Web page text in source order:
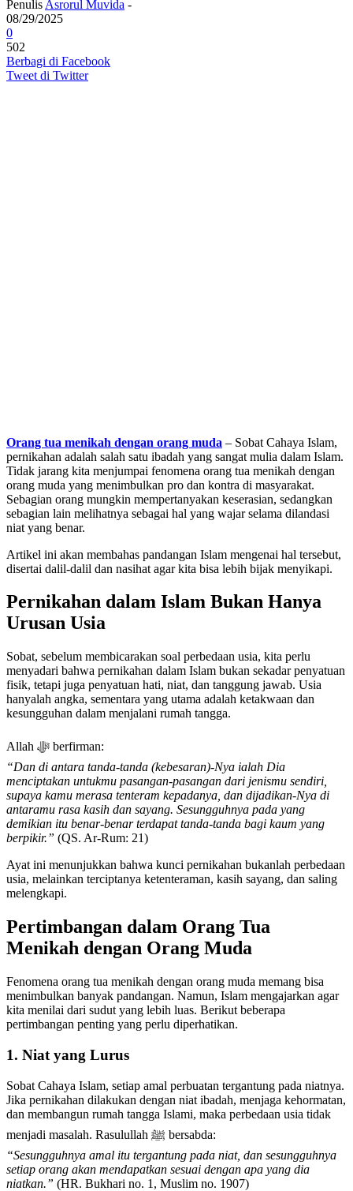
Penulis Asrorul Muvida -
08/29/2025
0
502
Berbagi di Facebook
Tweet di Twitter
Orang tua menikah dengan orang muda – Sobat Cahaya Islam,
pernikahan adalah salah satu ibadah yang sangat mulia dalam Islam.
Tidak jarang kita menjumpai fenomena orang tua menikah dengan
orang muda yang menimbulkan pro dan kontra di masyarakat.
Sebagian orang mungkin mempertanyakan keserasian, sedangkan
sebagian lain melihatnya sebagai hal yang wajar selama dilandasi
niat yang benar.
Artikel ini akan membahas pandangan Islam mengenai hal tersebut,
disertai dalil-dalil dan nasihat agar kita bisa lebih bijak menyikapi.
Pernikahan dalam Islam Bukan Hanya
Urusan Usia
Sobat, sebelum membicarakan soal perbedaan usia, kita perlu
menyadari bahwa pernikahan dalam Islam bukan sekadar penyatuan
fisik, tetapi juga penyatuan hati, niat, dan tanggung jawab. Usia
hanyalah angka, sementara yang utama adalah ketakwaan dan
kesungguhan dalam menjalani rumah tangga.
Allah ﷻ berfirman:
“Dan di antara tanda-tanda (kebesaran)-Nya ialah Dia
menciptakan untukmu pasangan-pasangan dari jenismu sendiri,
supaya kamu merasa tenteram kepadanya, dan dijadikan-Nya di
antaramu rasa kasih dan sayang. Sesungguhnya pada yang
demikian itu benar-benar terdapat tanda-tanda bagi kaum yang
berpikir.” (QS. Ar-Rum: 21)
Ayat ini menunjukkan bahwa kunci pernikahan bukanlah perbedaan
usia, melainkan terciptanya ketenteraman, kasih sayang, dan saling
melengkapi.
Pertimbangan dalam Orang Tua
Menikah dengan Orang Muda
Fenomena orang tua menikah dengan orang muda memang bisa
menimbulkan banyak pandangan. Namun, Islam mengajarkan agar
kita menilai dari sudut yang lebih luas. Berikut beberapa
pertimbangan penting yang perlu diperhatikan.
1. Niat yang Lurus
Sobat Cahaya Islam, setiap amal perbuatan tergantung pada niatnya.
Jika pernikahan dilakukan dengan niat ibadah, menjaga kehormatan,
dan membangun rumah tangga Islami, maka perbedaan usia tidak
menjadi masalah. Rasulullah ﷺ bersabda:
“Sesungguhnya amal itu tergantung pada niat, dan sesungguhnya
setiap orang akan mendapatkan sesuai dengan apa yang dia
niatkan.” (HR. Bukhari no. 1, Muslim no. 1907)